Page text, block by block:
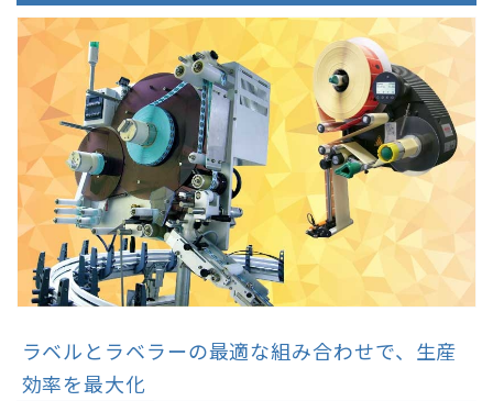
ラベルとラベラーの最適な組み合わせで、生産
効率を最大化